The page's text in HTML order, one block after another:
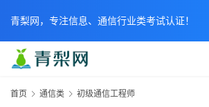
首页 通信类 初级通信工程师
青梨网，专注信息、通信行业类考试认证！